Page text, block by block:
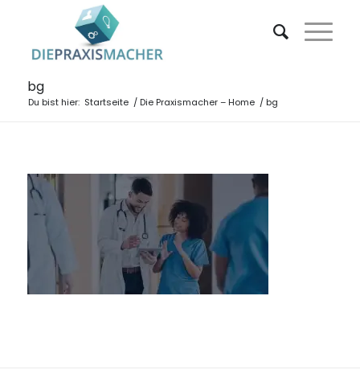
bg
Du bist hier: Startseite / Die Praxismacher – Home / bg